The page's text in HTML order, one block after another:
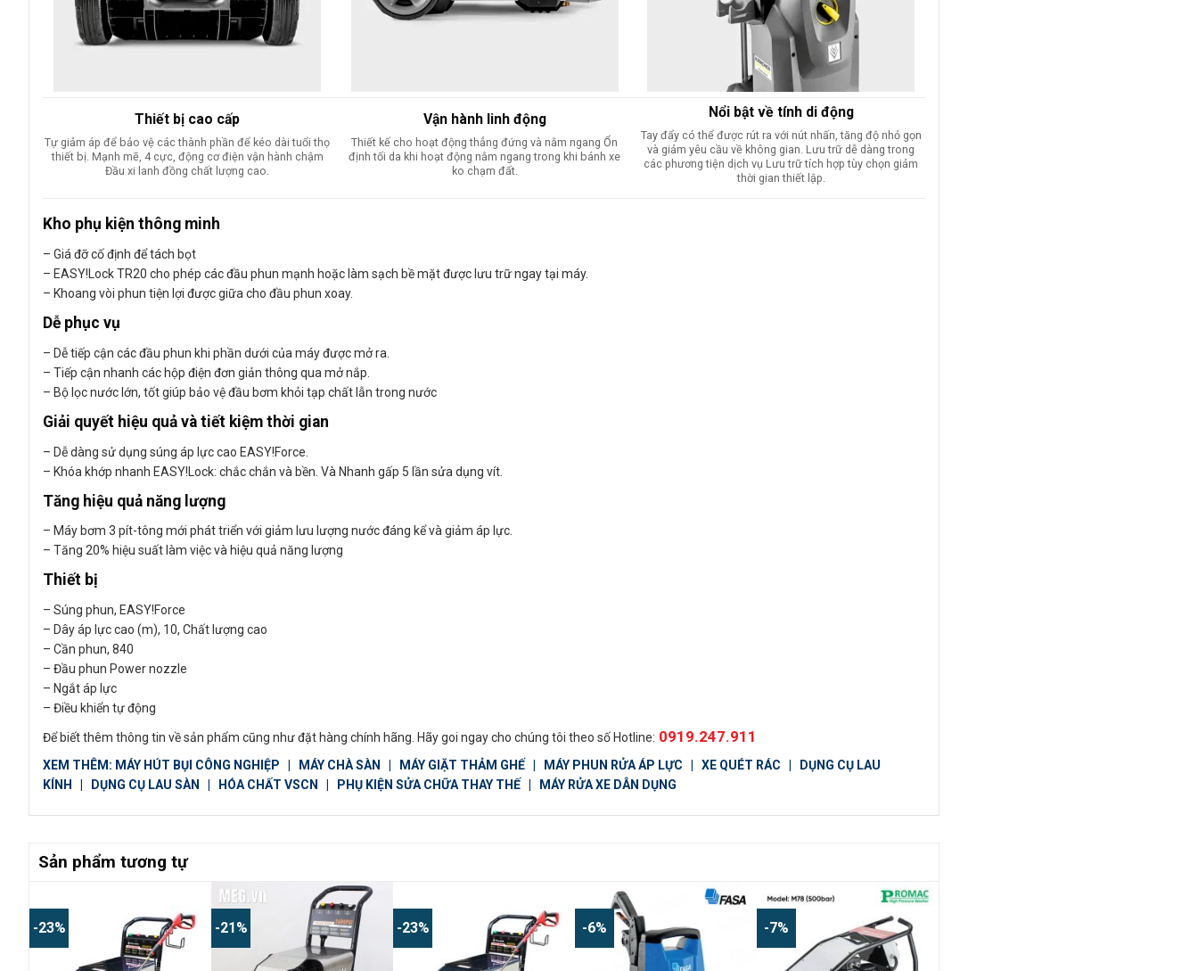
Thiết bị cao cấp
Tự giảm áp để bảo vệ các thành phần để kéo dài tuổi thọ
thiết bị. Mạnh mẽ, 4 cực, động cơ điện vận hành chậm
Đầu xi lanh đồng chất lượng cao.
Vận hành linh động
Thiết kế cho hoạt động thẳng đứng và nằm ngang Ổn
định tối da khi hoạt động nằm ngang trong khi bánh xe
ko chạm đất.
Nổi bật về tính di động
Tay đẩy có thể được rút ra với nút nhấn, tăng độ nhỏ gọn
và giảm yêu cầu về không gian. Lưu trữ dễ dàng trong
các phương tiện dịch vụ Lưu trữ tích hợp tùy chọn giảm
thời gian thiết lập.
Kho phụ kiện thông minh
– Giá đỡ cố định để tách bọt
– EASY!Lock TR20 cho phép các đầu phun mạnh hoặc làm sạch bề mặt được lưu trữ ngay tại máy.
– Khoang vòi phun tiện lợi được giữa cho đầu phun xoay.
Dễ phục vụ
– Dễ tiếp cận các đầu phun khi phần dưới của máy được mở ra.
– Tiếp cận nhanh các hộp điện đơn giản thông qua mở nắp.
– Bộ lọc nước lớn, tốt giúp bảo vệ đầu bơm khỏi tạp chất lẫn trong nước
Giải quyết hiệu quả và tiết kiệm thời gian
– Dễ dàng sử dụng súng áp lực cao EASY!Force.
– Khóa khớp nhanh EASY!Lock: chắc chắn và bền. Và Nhanh gấp 5 lần sửa dụng vít.
Tăng hiệu quả năng lượng
– Máy bơm 3 pít-tông mới phát triển với giảm lưu lượng nước đáng kể và giảm áp lực.
– Tăng 20% hiệu suất làm việc và hiệu quả năng lượng
Thiết bị
– Súng phun, EASY!Force
– Dây áp lực cao (m), 10, Chất lượng cao
– Cần phun, 840
– Đầu phun Power nozzle
– Ngắt áp lực
– Điều khiển tự động
Để biết thêm thông tin về sản phẩm cũng như đặt hàng chính hãng. Hãy goi ngay cho chúng tôi theo số Hotline: 0919.247.911
XEM THÊM: MÁY HÚT BỤI CÔNG NGHIỆP MÁY CHÀ SÀN MÁY GIẶT THẢM GHẾ MÁY PHUN RỬA ÁP LỰC XE QUÉT RÁC
DỤNG CỤ LAU
KÍNH
DỤNG CỤ LAU SÀN HÓA CHẤT VSCN PHỤ KIỆN SỬA CHỮA THAY THẾ MÁY RỬA XE DÂN DỤNG
Sản phẩm tương tự
-23% -21% -23% -6% -7%